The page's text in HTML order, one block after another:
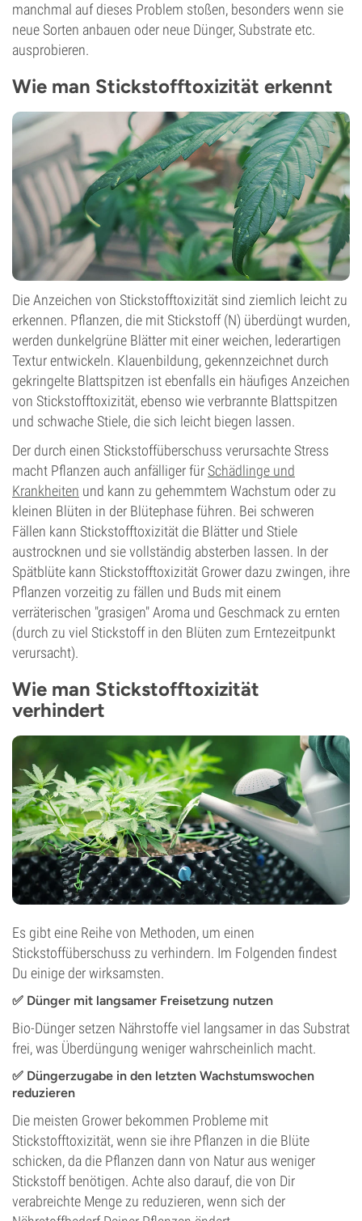
manchmal auf dieses Problem stoßen, besonders wenn sie
neue Sorten anbauen oder neue Dünger, Substrate etc.
ausprobieren.
Wie man Stickstofftoxizität erkennt
Die Anzeichen von Stickstofftoxizität sind ziemlich leicht zu
erkennen. Pflanzen, die mit Stickstoff (N) überdüngt wurden,
werden dunkelgrüne Blätter mit einer weichen, lederartigen
Textur entwickeln. Klauenbildung, gekennzeichnet durch
gekringelte Blattspitzen ist ebenfalls ein häufiges Anzeichen
von Stickstofftoxizität, ebenso wie verbrannte Blattspitzen
und schwache Stiele, die sich leicht biegen lassen.
Der durch einen Stickstoffüberschuss verursachte Stress
macht Pflanzen auch anfälliger für Schädlinge und
Krankheiten und kann zu gehemmtem Wachstum oder zu
kleinen Blüten in der Blütephase führen. Bei schweren
Fällen kann Stickstofftoxizität die Blätter und Stiele
austrocknen und sie vollständig absterben lassen. In der
Spätblüte kann Stickstofftoxizität Grower dazu zwingen, ihre
Pflanzen vorzeitig zu fällen und Buds mit einem
verräterischen "grasigen" Aroma und Geschmack zu ernten
(durch zu viel Stickstoff in den Blüten zum Erntezeitpunkt
verursacht).
Wie man Stickstofftoxizität
verhindert
Es gibt eine Reihe von Methoden, um einen
Stickstoffüberschuss zu verhindern. Im Folgenden findest
Du einige der wirksamsten.
✅ Dünger mit langsamer Freisetzung nutzen
Bio-Dünger setzen Nährstoffe viel langsamer in das Substrat
frei, was Überdüngung weniger wahrscheinlich macht.
✅ Düngerzugabe in den letzten Wachstumswochen
reduzieren
Die meisten Grower bekommen Probleme mit
Stickstofftoxizität, wenn sie ihre Pflanzen in die Blüte
schicken, da die Pflanzen dann von Natur aus weniger
Stickstoff benötigen. Achte also darauf, die von Dir
verabreichte Menge zu reduzieren, wenn sich der